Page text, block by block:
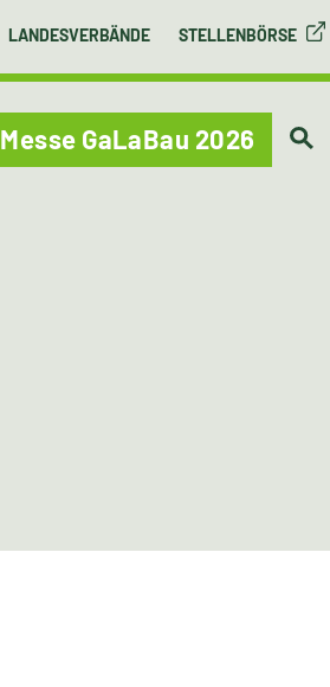
LANDESVERBÄNDE STELLENBÖRSE
Messe GaLaBau 2026